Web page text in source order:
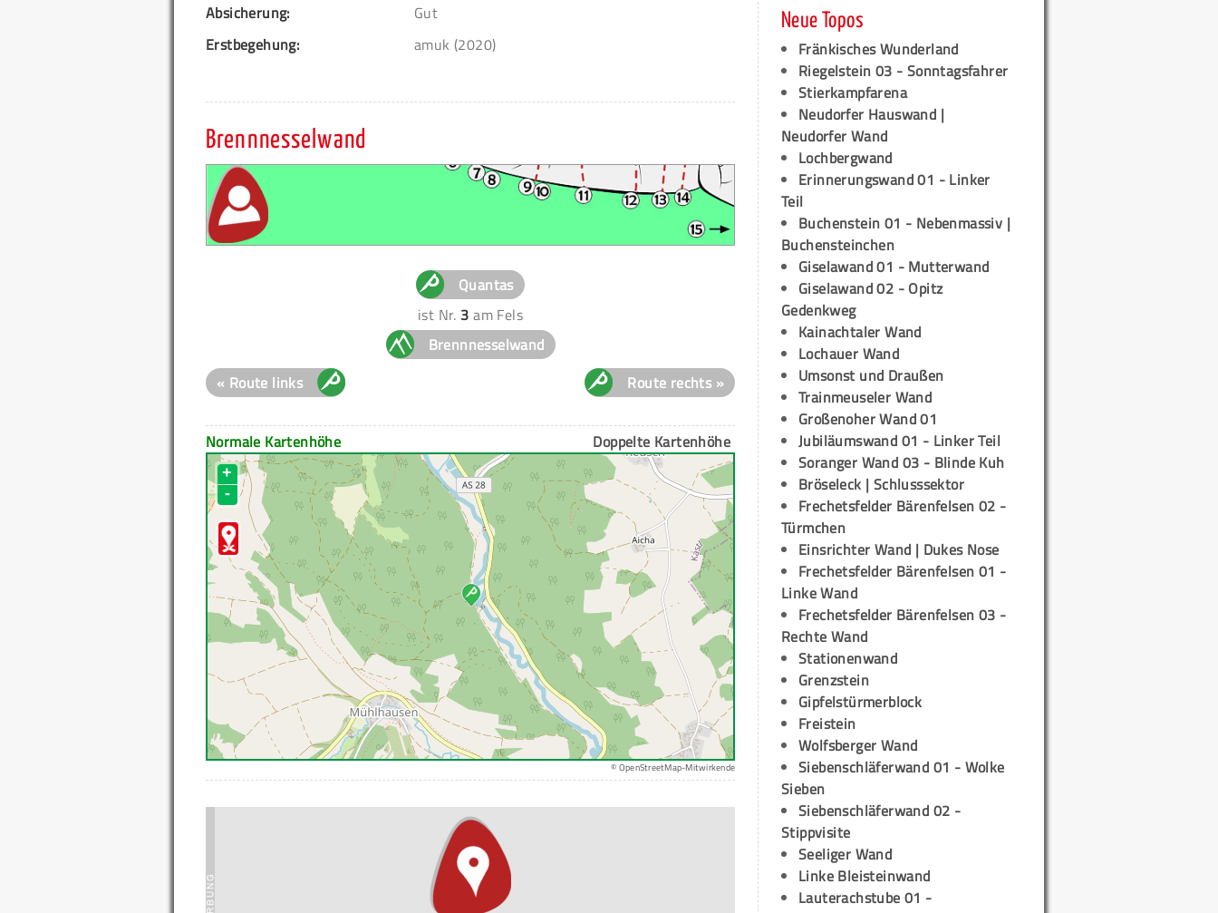
Absicherung:
Gut
Erstbegehung:
amuk (2020)
Brennnesselwand
Quantas
ist Nr. 3 am Fels
Brennnesselwand
« Route links
Route rechts »
Normale Kartenhöhe Doppelte Kartenhöhe
+
-
© OpenStreetMap-Mitwirkende
Neue Topos
Fränkisches Wunderland
Riegelstein 03 - Sonntagsfahrer
Stierkampfarena
Neudorfer Hauswand |
Neudorfer Wand
Lochbergwand
Erinnerungswand 01 - Linker
Teil
Buchenstein 01 - Nebenmassiv |
Buchensteinchen
Giselawand 01 - Mutterwand
Giselawand 02 - Opitz
Gedenkweg
Kainachtaler Wand
Lochauer Wand
Umsonst und Draußen
Trainmeuseler Wand
Großenoher Wand 01
Jubiläumswand 01 - Linker Teil
Soranger Wand 03 - Blinde Kuh
Bröseleck | Schlusssektor
Frechetsfelder Bärenfelsen 02 -
Türmchen
Einsrichter Wand | Dukes Nose
Frechetsfelder Bärenfelsen 01 -
Linke Wand
Frechetsfelder Bärenfelsen 03 -
Rechte Wand
Stationenwand
Grenzstein
Gipfelstürmerblock
Freistein
Wolfsberger Wand
Siebenschläferwand 01 - Wolke
Sieben
Siebenschläferwand 02 -
Stippvisite
Seeliger Wand
Linke Bleisteinwand
Lauterachstube 01 -